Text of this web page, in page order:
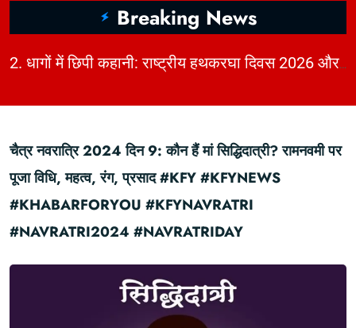
Breaking News
| 2. धागों में छिपी कहानी: राष्ट्रीय हथकरघा दिवस 2026 और भारत की बुनाई विरासत | KhabarForYou
चैत्र नवरात्रि 2024 दिन 9: कौन हैं मां सिद्धिदात्री? रामनवमी पर
पूजा विधि, महत्व, रंग, प्रसाद #KFY #KFYNEWS
#KHABARFORYOU #KFYNAVRATRI
#NAVRATRI2024 #NAVRATRIDAY